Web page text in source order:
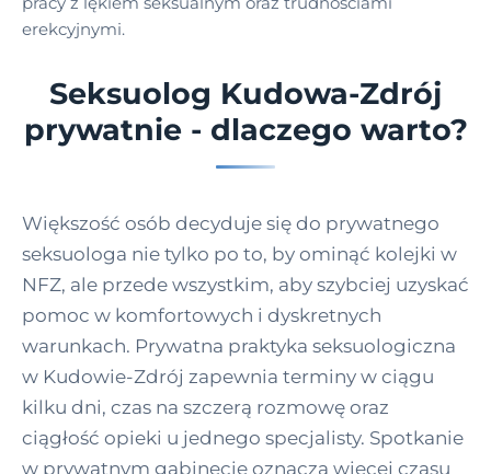
erekcyjnymi.
Seksuolog Kudowa-Zdrój
prywatnie - dlaczego warto?
Większość osób decyduje się do prywatnego
seksuologa nie tylko po to, by ominąć kolejki w
NFZ, ale przede wszystkim, aby szybciej uzyskać
pomoc w komfortowych i dyskretnych
warunkach. Prywatna praktyka seksuologiczna
w Kudowie-Zdrój zapewnia terminy w ciągu
kilku dni, czas na szczerą rozmowę oraz
ciągłość opieki u jednego specjalisty. Spotkanie
w prywatnym gabinecie oznacza więcej czasu